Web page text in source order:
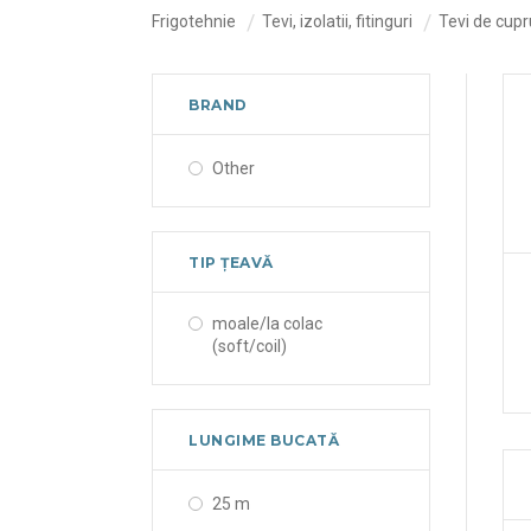
Frigotehnie Tevi, izolatii, fitinguri Tevi de
BRAND
Other
TIP ȚEAVĂ
moale/la colac
(soft/coil)
LUNGIME BUCATĂ
25 m